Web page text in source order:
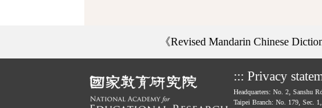
《Revised Mandarin Chinese
::: Privacy
Headquarters: No. 2, Sanshu
Taipei Branch: No. 179, Sec.